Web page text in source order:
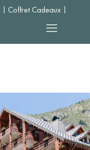
| Coffret Cadeaux |